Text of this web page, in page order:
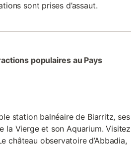
sont prises d’assaut.
populaires au Pays
station balnéaire de Biarritz, ses
la Vierge et son Aquarium. Visitez
château observatoire d’Abbadia,